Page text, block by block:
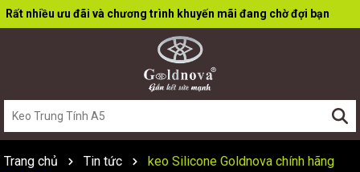
Rất nhiều ưu đãi và chương trình khuyến mãi đang chờ đợi bạn
Trang chủ Tin tức
keo Silicone Goldnova chính hãng